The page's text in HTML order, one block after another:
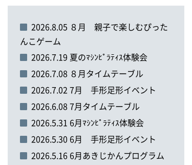
2026.8.05 ８月 親子で楽しむぴった
んこゲーム
2026.7.19 夏のﾏｼﾝﾋﾟﾗﾃｨｽ体験会
2026.7.08 ８月タイムテーブル
2026.7.02 7月 手形足形イベント
2026.6.08 7月タイムテーブル
2026.5.31 6月ﾏｼﾝﾋﾟﾗﾃｨｽ体験会
2026.5.30 6月 手形足形イベント
2026.5.16 6月あきじかんプログラム